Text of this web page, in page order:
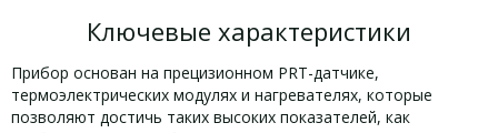
Ключевые характеристики
Прибор основан на прецизионном PRT-датчике,
термоэлектрических модулях и нагревателях, которые
позволяют достичь таких высоких показателей, как